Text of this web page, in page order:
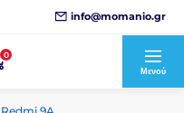
info@momanio.gr
0
Μενού